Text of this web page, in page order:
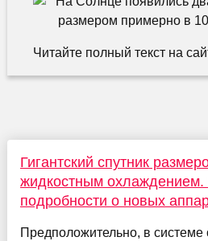
Читайте полный текст на
Гигантский спутник
жидкостным охлаждением.
подробности о новых
Предположительно, в системе